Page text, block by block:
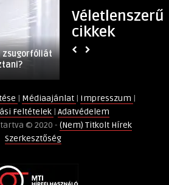
Véletlenszerű
cikkek
zsugorfóliát
megvásárolná
a
lehetősége
kikapcsolva
| Médiaajánlat | Impresszum |
Feltételek | Adatvédelem
© 2020 - (Nem) Titkolt Hírek
Szerkesztőség